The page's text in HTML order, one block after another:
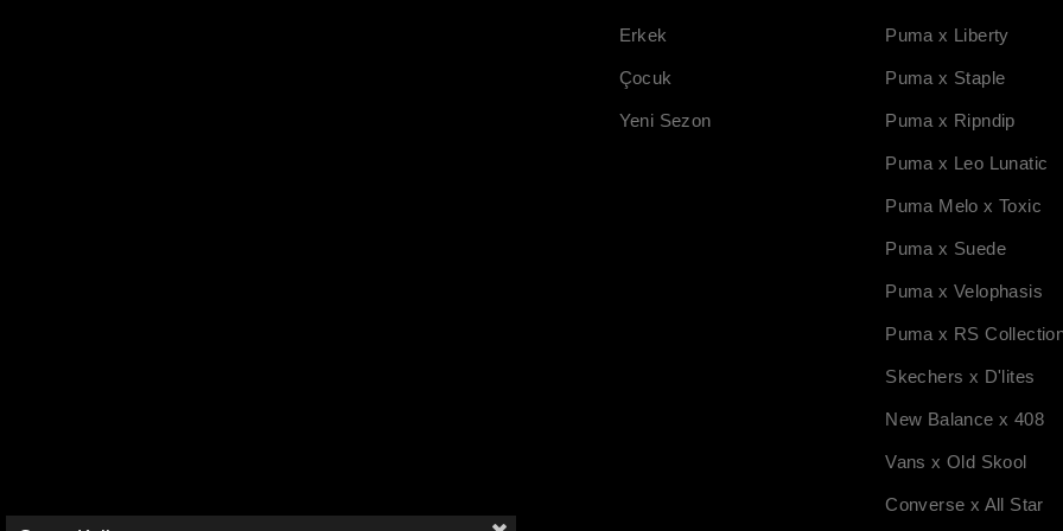
Erkek
Çocuk
Yeni Sezon
Puma x Liberty
Puma x Staple
Puma x Ripndip
Puma x Leo Lunatic
Puma Melo x Toxic
Puma x Suede
Puma x Velophasis
Puma x RS
Skechers x D'lites
New Balance x 408
Vans x Old Skool
Converse x All Star